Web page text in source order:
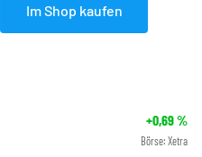
Im Shop kaufen
+0,69%
Börse: Xetra